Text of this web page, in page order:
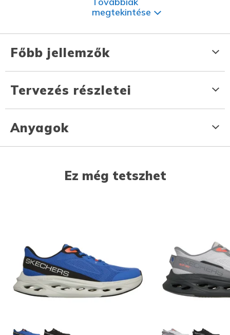
megtekintése
Főbb jellemzők
Tervezés részletei
Anyagok
Ez még tetszhet